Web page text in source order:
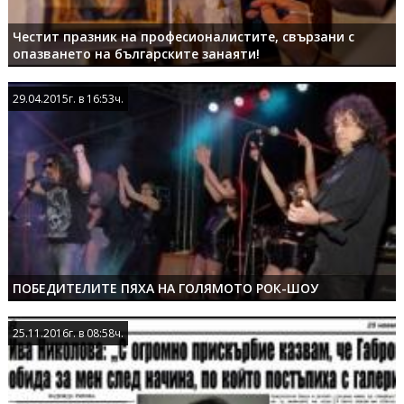
Честит празник на професионалистите, свързани с
опазването на българските занаяти!
ПОБЕДИТЕЛИТЕ ПЯХА НА ГОЛЯМОТО РОК-ШОУ
29.04.2015г. в 16:53ч.
29.04.2015г. в 16:53ч.
25.11.2016г. в 08:58ч.
25.11.2016г. в 08:58ч.